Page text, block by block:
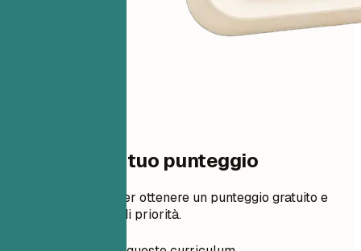
Un passo dal tuo punteggio
Aggiungi il tuo CV per ottenere un punteggio gratuito e
modifiche in ordine di priorità.